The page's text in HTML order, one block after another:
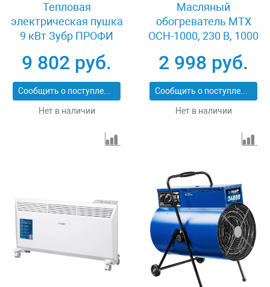
Тепловая
электрическая пушка
9 кВт Зубр ПРОФИ
9 802 руб.
Сообщить о поступлении
Нет в наличии
Масляный
обогреватель MTX
OCH-1000, 230 В, 1000
2 998 руб.
Сообщить о поступлении
Нет в наличии